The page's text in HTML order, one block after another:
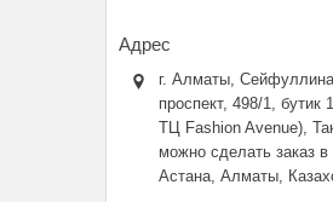
г. Алматы, Сейфуллина
проспект, 498/1, бутик
ТЦ Fashion Avenue),
можно сделать заказ в
Астана, Алматы,